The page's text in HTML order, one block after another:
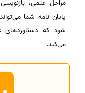
مراحل علمی،
پایان نامه شما
شود که
می‌کند.